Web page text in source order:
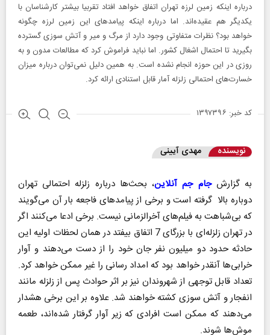
درباره اینکه زمین لرزه تهران اتفاق خواهد افتاد تقربیا بیشتر کارشناسان با
یکدیگر هم عقیده‌اند. اما درباره اینکه پیامدهای این زمین لرزه چگونه‌
خواهد بود؟ نظرات متفاوتی وجود دارد از مرگ و میر و آتش سوزی گسترده
بگیرید تا احتمال اشغال کشور. اما نباید فراموش کرد که مطالعات مدون و به
روزی در این حوزه انجام نشده است. به همین دلیل نمی‌توان درباره میزان
خسارت‌های احتمالی زلزله آمار قابل استنادی ارائه کرد.
کد خبر: ۱۳۹۷۳۹۶
نویسنده مهدی آیینی
به گزارشجام جم آنلاین، بحث‌ها درباره زلزله احتمالی تهران
دوباره بالا گرفته است و برخی از پیامدهای فاجعه بار آن می‌گویند
که بی‌شباهت به فیلم‌های آخرالزمانی نیست. برخی ادعا می‌کنند اگر
در تهران زلزله‌ای با بزرگای 7 اتفاق بیفتد در همان لحظات اولیه این
حادثه حدود دو میلیون نفر جان خود را از دست می‌دهند و آوار
خرابی‌ها آنقدر خواهد بود که امداد رسانی را غیر ممکن خواهد کرد.
تعداد قابل توجهی از شهروندان نیز بر اثر حوادث پس از زلزله مانند
انفجار و آتش سوزی کشته‌ خواهند شد. علاوه بر این برخی هشدار
می‌دهند که ممکن است افرادی که زیر آوار گرفتار شده‌اند، طعمه
موش‌ها شوند.